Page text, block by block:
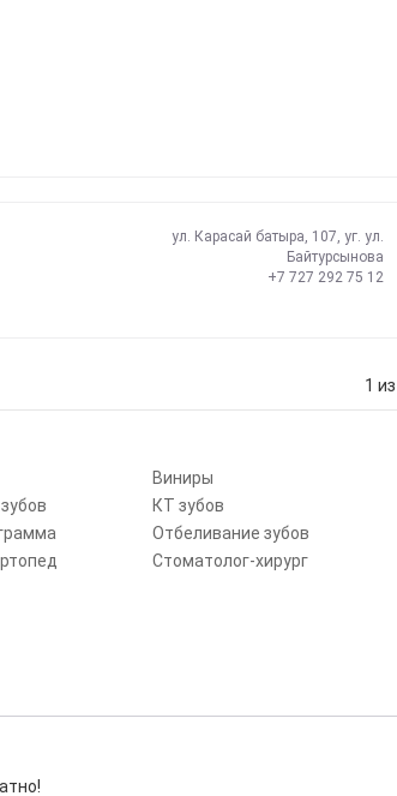
ул. Карасай батыра, 107, уг. ул.
Байтурсынова
+7 727 292 75 12
1
Виниры
КТ зубов
Отбеливание зубов
Стоматолог-хирург